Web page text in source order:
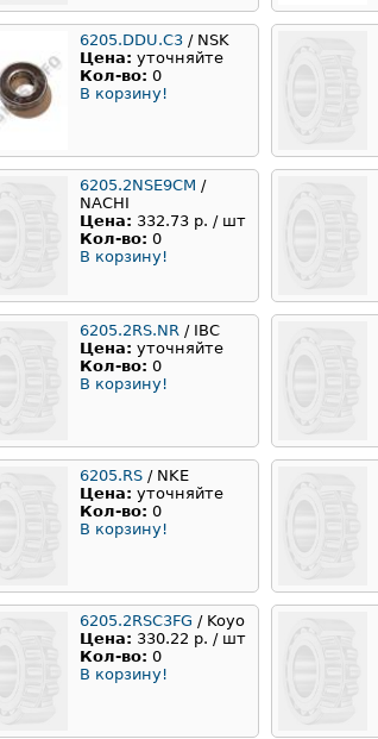
6205.DDU.C3 / NSK
Цена: уточняйте
Кол-во: 0
В корзину!
6205.2NSE9CM /
NACHI
Цена: 332.73 р. / шт
Кол-во: 0
В корзину!
6205.2RS.NR / IBC
Цена: уточняйте
Кол-во: 0
В корзину!
6205.RS / NKE
Цена: уточняйте
Кол-во: 0
В корзину!
6205.2RSC3FG / Koyo
Цена: 330.22 р. / шт
Кол-во: 0
В корзину!